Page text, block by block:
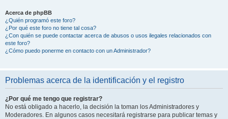
Acerca de phpBB
¿Quién programó este foro?
¿Por qué este foro no tiene tal cosa?
¿Con quién se puede contactar acerca de abusos o usos ilegales relacionados con
este foro?
¿Cómo puedo ponerme en contacto con un Administrador?
Problemas acerca de la identificación y el registro
¿Por qué me tengo que registrar?
No está obligado a hacerlo, la decisión la toman los Administradores y
Moderadores. En algunos casos necesitará registrarse para publicar temas y